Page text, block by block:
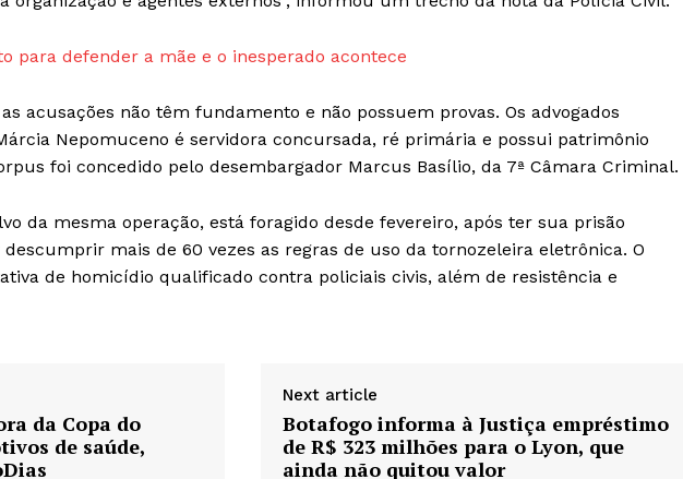
para defender a mãe e o inesperado acontece
acusações não têm fundamento e não possuem provas. Os advogados
Nepomuceno é servidora concursada, ré primária e possui patrimônio
foi concedido pelo desembargador Marcus Basílio, da 7ª Câmara Criminal.
da mesma operação, está foragido desde fevereiro, após ter sua prisão
mais de 60 vezes as regras de uso da tornozeleira eletrônica. O
de homicídio qualificado contra policiais civis, além de resistência e
da Copa do
de saúde,
Next article
Botafogo informa à Justiça empréstimo
de R$ 323 milhões para o Lyon, que
ainda não quitou valor